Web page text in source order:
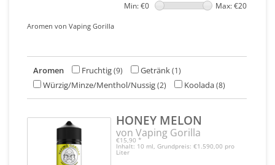
Min: €0 Max: €20
Aromen von Vaping Gorilla
Aromen Fruchtig(9) Getränk(1)
Würzig/Minze/Menthol/Nussig(2) Koolada(8)
HONEY MELON
von Vaping Gorilla
€15,90 *
Inhalt: 10 ml, Grundpreis: €1.590,00 pro
Liter